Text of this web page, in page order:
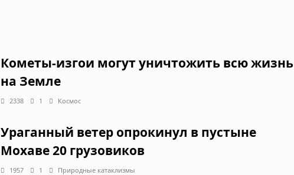
Кометы-изгои могут уничтожить всю жизнь
на Земле
2338 1 Космос
Ураганный ветер опрокинул в пустыне
Мохаве 20 грузовиков
1957 1 Природные катаклизмы